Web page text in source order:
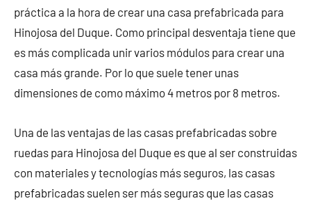
práctica a la hora de crear una casa prefabricada para
Hinojosa del Duque. Como principal desventaja tiene que
es más complicada unir varios módulos para crear una
casa más grande. Por lo que suele tener unas
dimensiones de como máximo 4 metros por 8 metros.
Una de las ventajas de las casas prefabricadas sobre
ruedas para Hinojosa del Duque es que al ser construidas
con materiales y tecnologías más seguros, las casas
prefabricadas suelen ser más seguras que las casas